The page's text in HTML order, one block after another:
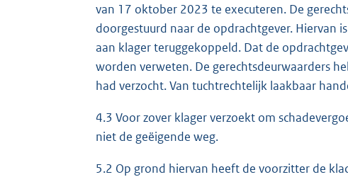
van 17 oktober 2023 te executeren. De
doorgestuurd naar de opdrachtgever. Hiervan
aan klager teruggekoppeld. Dat de
worden verweten. De gerechtsdeurwaarders
had verzocht. Van tuchtrechtelijk laakbaar
4.3 Voor zover klager verzoekt om
niet de geëigende weg.
5.2 Op grond hiervan heeft de voorzitter de